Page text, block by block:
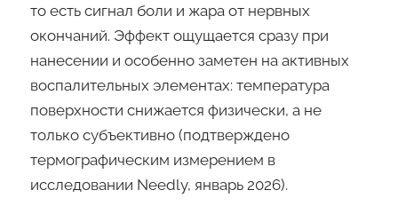
то есть сигнал боли и жара от нервных
окончаний. Эффект ощущается сразу при
нанесении и особенно заметен на активных
воспалительных элементах: температура
поверхности снижается физически, а не
только субъективно (подтверждено
термографическим измерением в
исследовании Needly, январь 2026).